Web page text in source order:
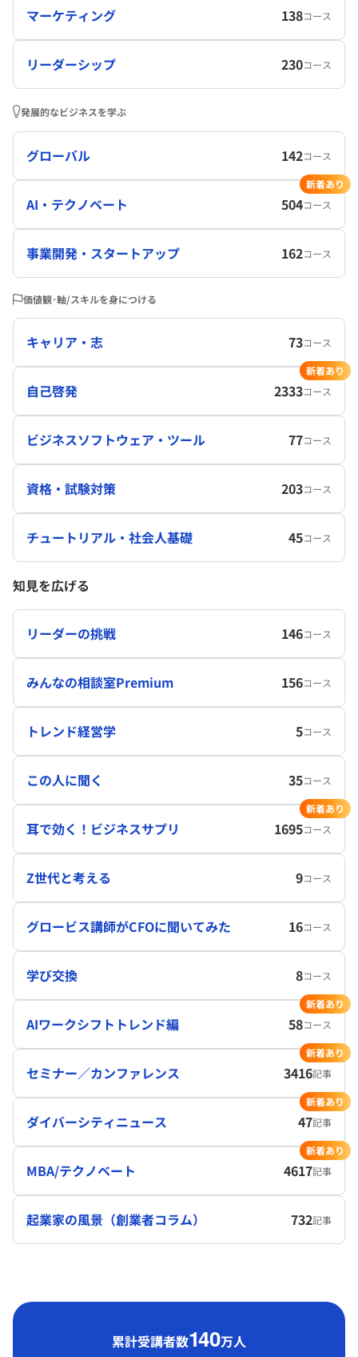
マーケティング 138コース
リーダーシップ 230コース
発展的なビジネスを学ぶ
グローバル 142コース
AI・テクノベート 504コース
新着あり
事業開発・スタートアップ 162コース
価値観･軸/スキルを身につける
キャリア・志 73コース
自己啓発 2333コース
新着あり
ビジネスソフトウェア・ツール 77コース
資格・試験対策 203コース
チュートリアル・社会人基礎 45コース
知見を広げる
リーダーの挑戦 146コース
みんなの相談室Premium 156コース
トレンド経営学 5コース
この人に聞く 35コース
耳で効く！ビジネスサプリ 1695コース
新着あり
Z世代と考える 9コース
グロービス講師がCFOに聞いてみた 16コース
学び交換 8コース
AIワークシフトトレンド編 58コース
新着あり
セミナー／カンファレンス 3416記事
新着あり
ダイバーシティニュース 47記事
新着あり
MBA/テクノベート 4617記事
新着あり
起業家の風景（創業者コラム） 732記事
累計受講者数140万人